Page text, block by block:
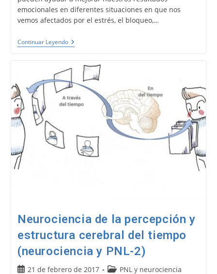
emocionales en diferentes situaciones en que nos
vemos afectados por el estrés, el bloqueo,…
Continuar LeyendoAnclas
Y
PNL
¿cómo
Y
Por
Qué
Funcionan?
(Programación
Neurolingüística-
Neurociencia de la percepción y
estructura cerebral del tiempo
(neurociencia y PNL-2)
Publicación
21 de febrero de 2017
Categoría
PNL y neurociencia